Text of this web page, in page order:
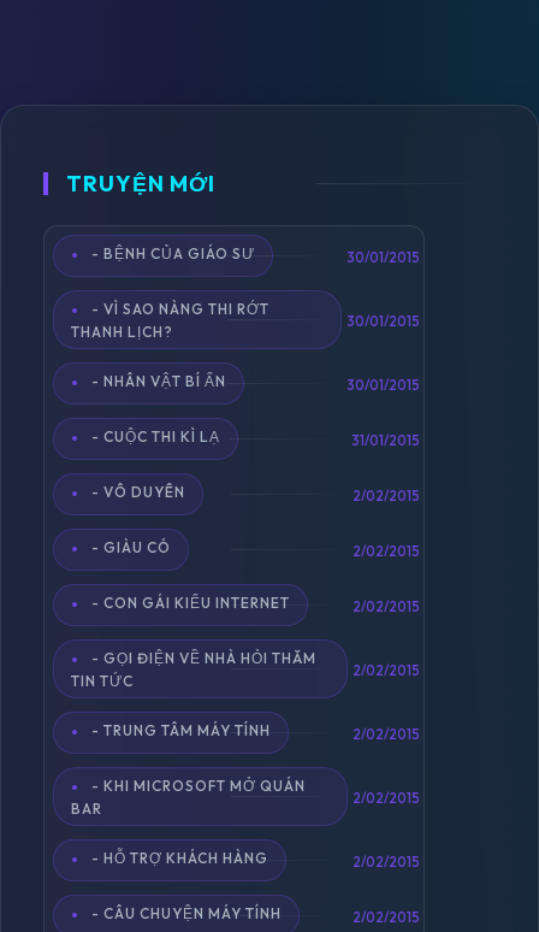
TRUYỆN MỚI
- BỆNH CỦA GIÁO SƯ 30/01/2015
- VÌ SAO NÀNG THI RỚT
THANH LỊCH?
30/01/2015
- NHÂN VẬT BÍ ẨN 30/01/2015
- CUỘC THI KÌ LẠ 31/01/2015
- VÔ DUYÊN 2/02/2015
- GIÀU CÓ 2/02/2015
- CON GÁI KIỂU INTERNET 2/02/2015
- GỌI ĐIỆN VỀ NHÀ HỎI THĂM
TIN TỨC
2/02/2015
- TRUNG TÂM MÁY TÍNH 2/02/2015
- KHI MICROSOFT MỞ QUÁN
BAR
2/02/2015
- HỖ TRỢ KHÁCH HÀNG 2/02/2015
- CÂU CHUYỆN MÁY TÍNH 2/02/2015